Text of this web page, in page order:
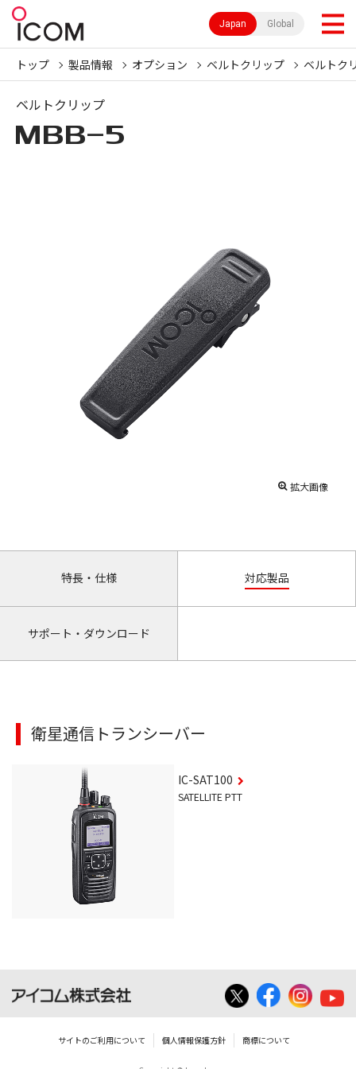
Japan Global
トップ 製品情報 オプション ベルトクリップ ベルトク
ベルトクリップ
MBB-5
拡大画像
特長・仕様 対応製品
サポート・ダウンロード
衛星通信トランシーバー
IC-SAT100
SATELLITE PTT
サイトのご利用について 個人情報保護方針 商標について